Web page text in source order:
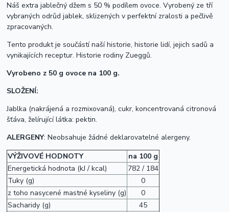
Náš extra jablečný džem s 50 % podílem ovoce. Vyrobený ze tří
vybraných odrůd jablek, sklizených v perfektní zralosti a pečlivě
zpracovaných.
Tento produkt je součástí naší historie, historie lidí, jejich sadů a
vynikajících receptur. Historie rodiny Zueggů.
Vyrobeno z 50 g ovoce na 100 g.
SLOŽENÍ:
Jablka (nakrájená a rozmixovaná), cukr, koncentrovaná citronová
šťáva, želírující látka: pektin.
ALERGENY: Neobsahuje žádné deklarovatelné alergeny.
VÝŽIVOVÉ HODNOTY
na 100 g
Energetická hodnota (kJ / kcal)
782 / 184
Tuky (g)
0
z toho nasycené mastné kyseliny (g)
0
Sacharidy (g)
45